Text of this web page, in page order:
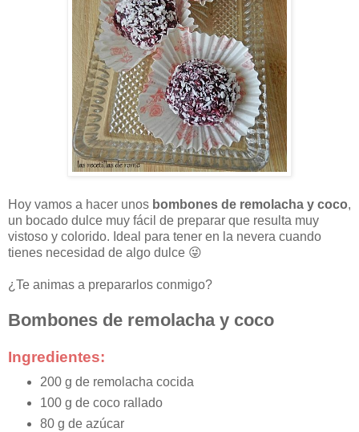
Hoy vamos a hacer unos bombones de remolacha y coco,
un bocado dulce muy fácil de preparar que resulta muy
vistoso y colorido. Ideal para tener en la nevera cuando
tienes necesidad de algo dulce 😜
¿Te animas a prepararlos conmigo?
Bombones de remolacha y coco
Ingredientes:
200 g de remolacha cocida
100 g de coco rallado
80 g de azúcar